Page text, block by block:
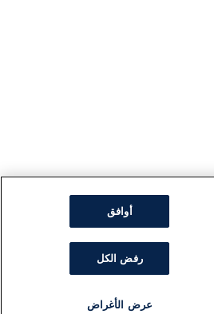
أوافق
رفض الكل
عرض الأغراض